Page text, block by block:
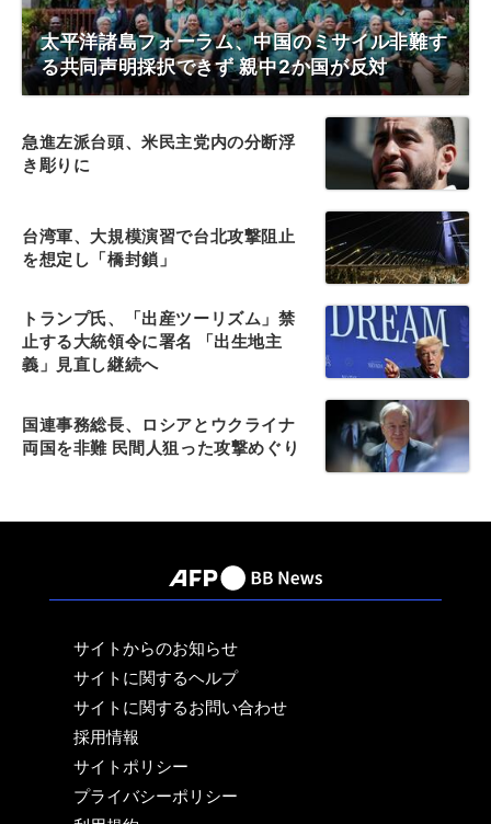
太平洋諸島フォーラム、中国のミサイル非難す
る共同声明採択できず 親中2か国が反対
急進左派台頭、米民主党内の分断浮
き彫りに
台湾軍、大規模演習で台北攻撃阻止
を想定し「橋封鎖」
トランプ氏、「出産ツーリズム」禁
止する大統領令に署名 「出生地主
義」見直し継続へ
国連事務総長、ロシアとウクライナ
両国を非難 民間人狙った攻撃めぐり
サイトからのお知らせ
サイトに関するヘルプ
サイトに関するお問い合わせ
採用情報
サイトポリシー
プライバシーポリシー